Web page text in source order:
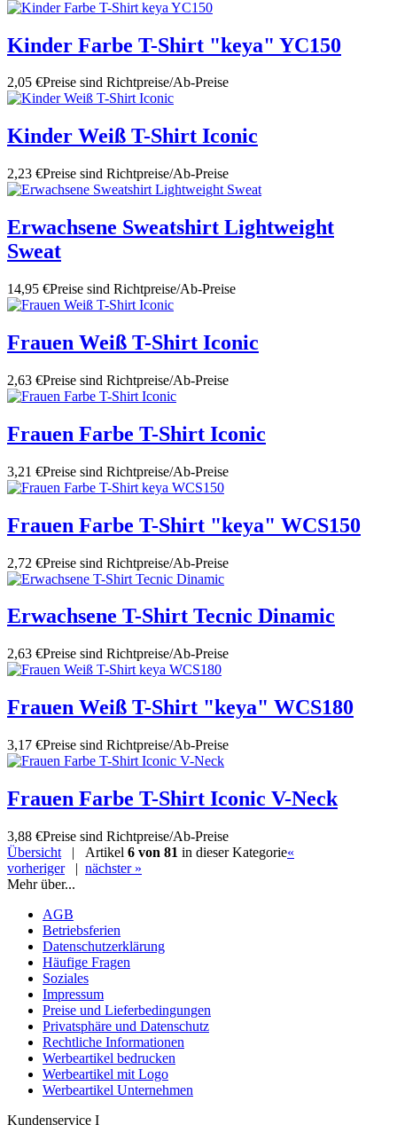
Kinder Farbe T-Shirt "keya" YC150
2,05 €Preise sind Richtpreise/Ab-Preise
Kinder Weiß T-Shirt Iconic
2,23 €Preise sind Richtpreise/Ab-Preise
Erwachsene Sweatshirt Lightweight
Sweat
14,95 €Preise sind Richtpreise/Ab-Preise
Frauen Weiß T-Shirt Iconic
2,63 €Preise sind Richtpreise/Ab-Preise
Frauen Farbe T-Shirt Iconic
3,21 €Preise sind Richtpreise/Ab-Preise
Frauen Farbe T-Shirt "keya" WCS150
2,72 €Preise sind Richtpreise/Ab-Preise
Erwachsene T-Shirt Tecnic Dinamic
2,63 €Preise sind Richtpreise/Ab-Preise
Frauen Weiß T-Shirt "keya" WCS180
3,17 €Preise sind Richtpreise/Ab-Preise
Frauen Farbe T-Shirt Iconic V-Neck
3,88 €Preise sind Richtpreise/Ab-Preise
Übersicht | Artikel 6 von 81 in dieser Kategorie«
vorheriger| nächster »
Mehr über...
AGB
Betriebsferien
Datenschutzerklärung
Häufige Fragen
Soziales
Impressum
Preise und Lieferbedingungen
Privatsphäre und Datenschutz
Rechtliche Informationen
Werbeartikel bedrucken
Werbeartikel mit Logo
Werbeartikel Unternehmen
Kundenservice I